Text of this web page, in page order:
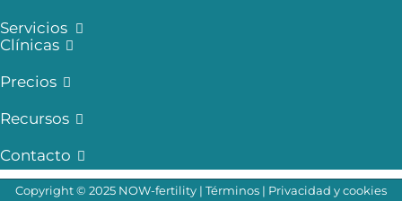
Servicios
Clínicas
Precios
Recursos
Contacto
Copyright © 2025 NOW-fertility | Términos | Privacidad y cookies